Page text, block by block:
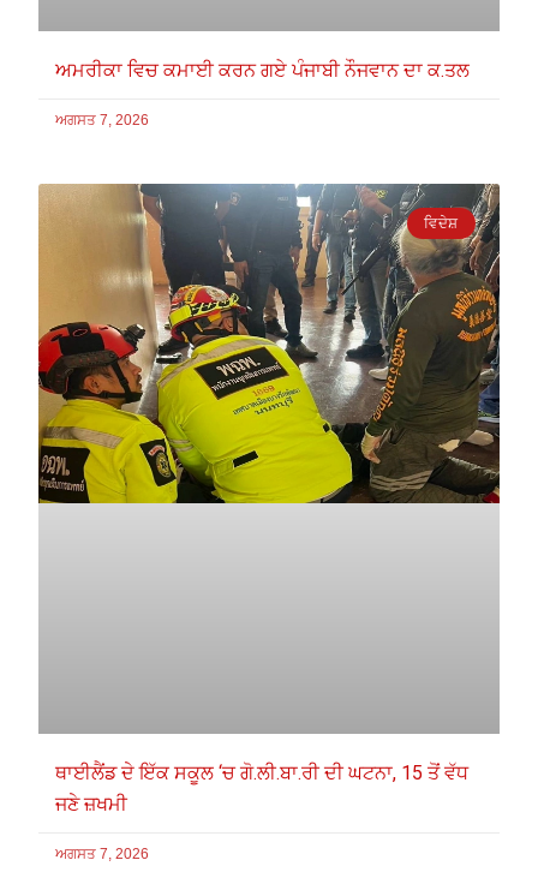
ਅਮਰੀਕਾ ਵਿਚ ਕਮਾਈ ਕਰਨ ਗਏ ਪੰਜਾਬੀ ਨੌਜਵਾਨ ਦਾ ਕ.ਤਲ
ਅਗਸਤ 7, 2026
ਵਿਦੇਸ਼
ਥਾਈਲੈਂਡ ਦੇ ਇੱਕ ਸਕੂਲ ‘ਚ ਗੋ.ਲੀ.ਬਾ.ਰੀ ਦੀ ਘਟਨਾ, 15 ਤੋਂ ਵੱਧ
ਜਣੇ ਜ਼ਖਮੀ
ਅਗਸਤ 7, 2026